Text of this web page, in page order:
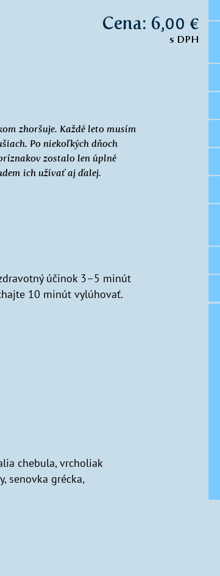
Cena: 6,00 €
s DPH
zhoršuje. Každé leto musím
Po niekoľkých dňoch
zostalo len úplné
ich užívať aj ďalej.
účinok 3–5 minút
10 minút vylúhovať.
chebula, vrcholiak
senovka grécka,